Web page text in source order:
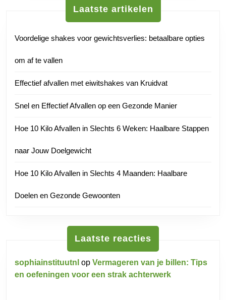
Laatste artikelen
Voordelige shakes voor gewichtsverlies: betaalbare opties
om af te vallen
Effectief afvallen met eiwitshakes van Kruidvat
Snel en Effectief Afvallen op een Gezonde Manier
Hoe 10 Kilo Afvallen in Slechts 6 Weken: Haalbare Stappen
naar Jouw Doelgewicht
Hoe 10 Kilo Afvallen in Slechts 4 Maanden: Haalbare
Doelen en Gezonde Gewoonten
Laatste reacties
sophiainstituutnl op Vermageren van je billen: Tips
en oefeningen voor een strak achterwerk